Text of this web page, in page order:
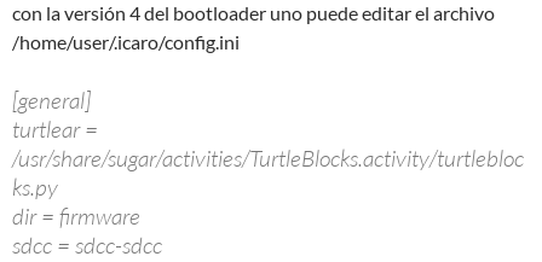
con la versión 4 del bootloader uno puede editar el archivo
/home/user/.icaro/config.ini
[general]
turtlear =
/usr/share/sugar/activities/TurtleBlocks.activity/turtlebloc
ks.py
dir = firmware
sdcc = sdcc-sdcc